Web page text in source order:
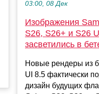
03:00, 08 Дек
Изображения
S26, S26+ и S26
засветились в
Новые рендеры из
UI 8.5 фактически
дизайн будущих